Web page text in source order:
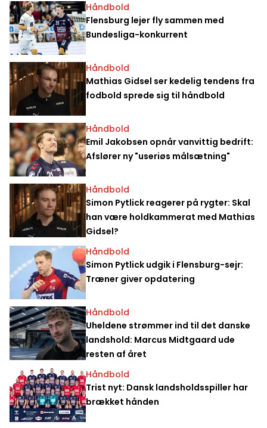
Håndbold
Flensburg lejer fly sammen med
Bundesliga-konkurrent
Håndbold
Mathias Gidsel ser kedelig tendens fra
fodbold sprede sig til håndbold
Håndbold
Emil Jakobsen opnår vanvittig bedrift:
Afslører ny "useriøs målsætning"
Håndbold
Simon Pytlick reagerer på rygter: Skal
han være holdkammerat med Mathias
Gidsel?
Håndbold
Simon Pytlick udgik i Flensburg-sejr:
Træner giver opdatering
Håndbold
Uheldene strømmer ind til det danske
landshold: Marcus Midtgaard ude
resten af året
Håndbold
Trist nyt: Dansk landsholdsspiller har
brækket hånden